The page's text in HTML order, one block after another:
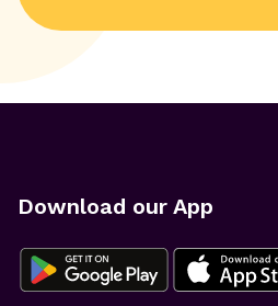
Download our App